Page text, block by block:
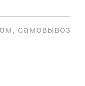
самовывоз